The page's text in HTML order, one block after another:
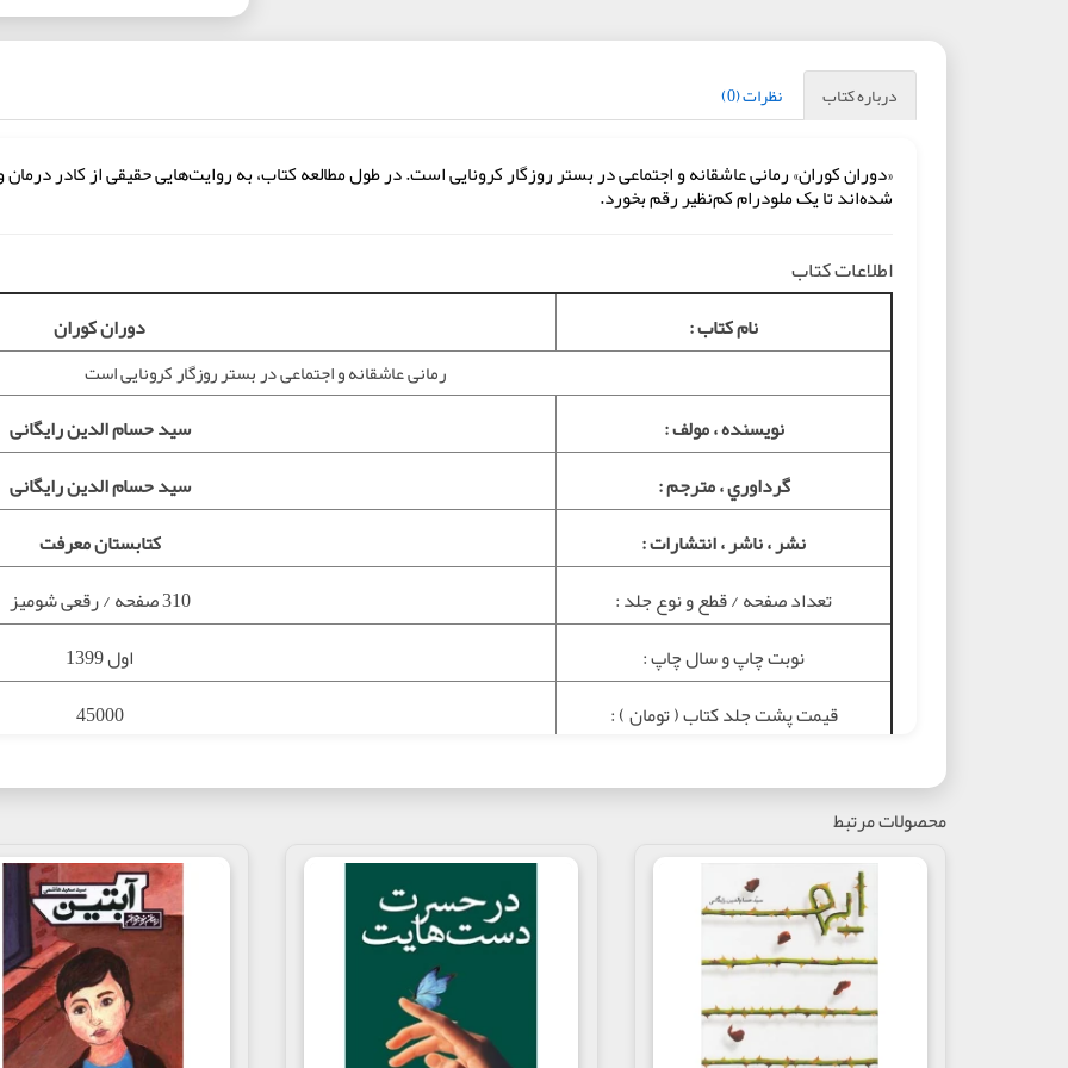
درباره کتاب نظرات (0)
«دوران کوران» رمانی‌ عاشقانه و اجتماعی در بستر روزگار کرونایی است. در طول مطالعه‌ کتاب، به روایت‌هایی حقیقی از کادر
شده‌اند تا یک ملودرام کم‌نظیر رقم بخورد.
اطلاعات کتاب
نام کتاب : دوران کوران
رمانی‌ عاشقانه و اجتماعی در بستر روزگار کرونایی است
نويسنده ، مولف :
سید حسام الدین رایگانی
گرداوري ، مترجم :
سید حسام الدین رایگانی
نشر ، ناشر ، انتشارات :
کتابستان معرفت
تعداد صفحه / قطع و نوع جلد :
310 صفحه / رقعی شومیز
نوبت چاپ و سال چاپ :
اول 1399
قيمت پشت جلد کتاب ( تومان ) :
45000
تگ ها :
خرید اینترنتی کتاب دوران کوران, سید حسام الدین
درباره کتاب
کتابدوران کوران
محصولات مرتبط